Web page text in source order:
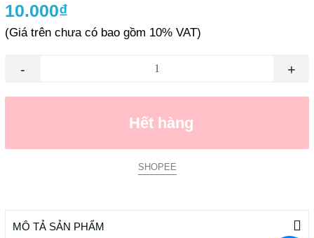
10.000₫
(Giá trên chưa có bao gồm 10% VAT)
- +
Hết hàng
SHOPEE
MÔ TẢ SẢN PHẨM